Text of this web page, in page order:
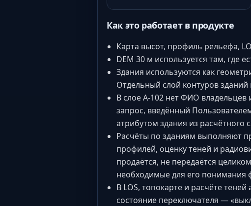
Как это работает в продукте
Карта высот, профиль рельефа,
DEM 30 м используется там, где
Здания используются как
Отдельный слой контуров
В слое A-102 нет ФИО
запрос, введённый
атрибутом здания из расчётного
Расчёты по зданиям выполняют
профилей, оценку теней и
продаётся, не передаётся
необходимые для его понимания
В LOS, топокарте и расчёте
состояние переключателя —